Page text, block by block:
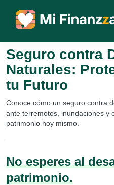
Seguro contra
Naturales:
tu Futuro
Conoce cómo un seguro contra
ante terremotos, inundaciones y
patrimonio hoy mismo.
No esperes al
patrimonio.